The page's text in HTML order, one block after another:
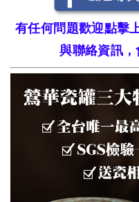
有任何問題歡迎點擊
與聯絡資訊，